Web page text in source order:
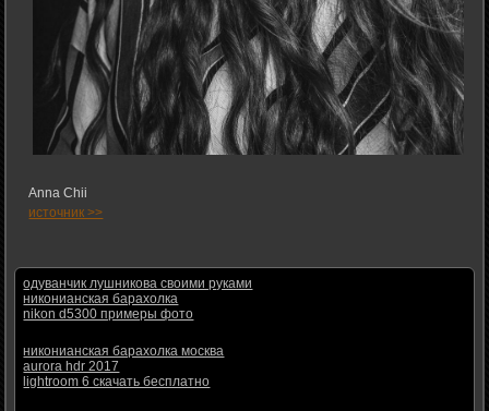
Anna Chii
источник >>
одуванчик лушникова своими руками
никонианская барахолка
nikon d5300 примеры фото
никонианская барахолка москва
aurora hdr 2017
lightroom 6 скачать бесплатно